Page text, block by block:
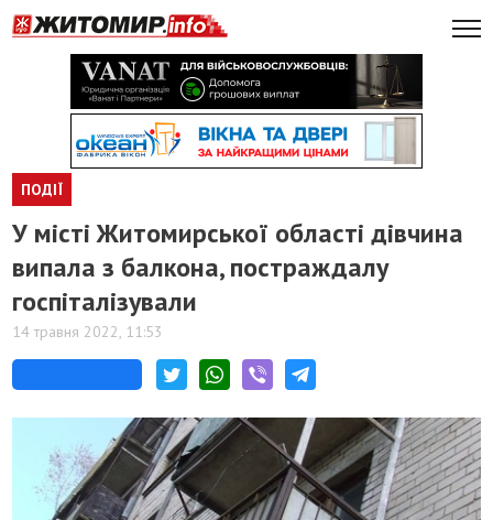
ПОДІЇ
У місті Житомирської області дівчина
випала з балкона, постраждалу
госпіталізували
14 травня 2022, 11:53